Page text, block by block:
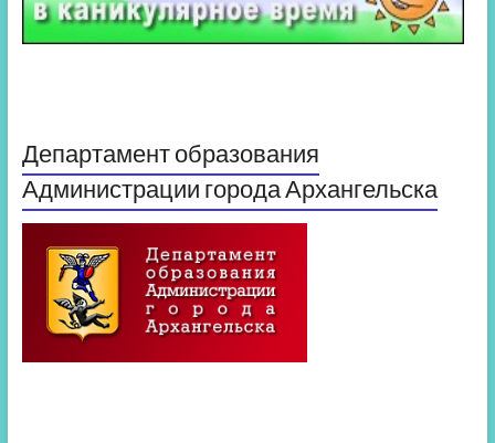
Департамент образования
Администрации города Архангельска